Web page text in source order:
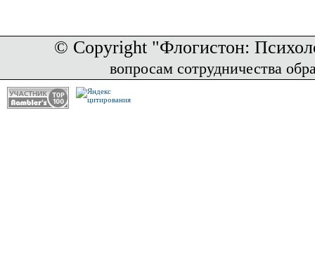
© Copyright "Флогистон:
вопросам сотрудничества